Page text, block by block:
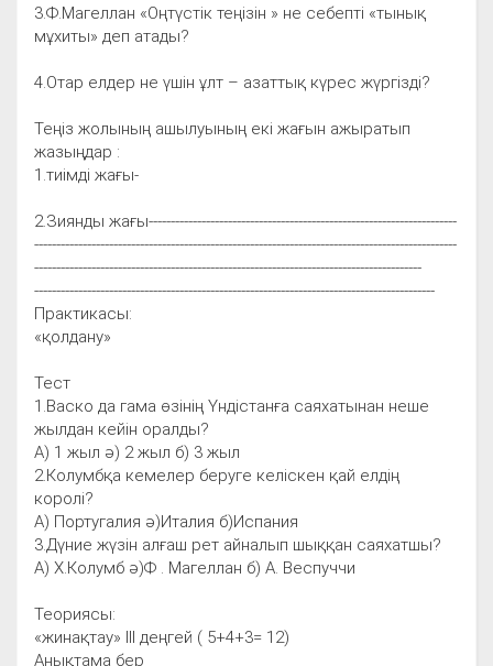
3.Ф.Магеллан «Оңтүстік теңізін » не себепті «тынық
мұхиты» деп атады?
4.Отар елдер не үшін ұлт – азаттық күрес жүргізді?
Теңіз жолының ашылуының екі жағын ажыратып
жазыңдар :
1.тиімді жағы-
2.Зиянды жағы----------------------------------------------------------------------
------------------------------------------------------------------------------------------------
----------------------------------------------------------------------------------------
-------------------------------------------------------------------------------------------
Практикасы:
«қолдану»
Тест
1.Васко да гама өзінің Үндістанға саяхатынан неше
жылдан кейін оралды?
А) 1 жыл ә) 2 жыл б) 3 жыл
2.Колумбқа кемелер беруге келіскен қай елдің
королі?
А) Португалия ә)Италия б)Испания
3.Дүние жүзін алғаш рет айналып шыққан саяхатшы?
А) Х.Колумб ә)Ф . Магеллан б) А. Веспуччи
Теориясы:
«жинақтау» ІІІ деңгей ( 5+4+3= 12)
Анықтама бер